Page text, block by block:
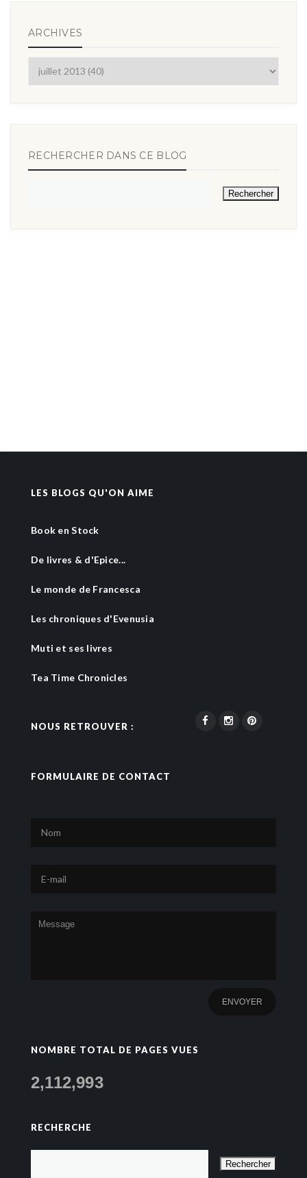
ARCHIVES
RECHERCHER DANS CE BLOG
LES BLOGS QU'ON AIME
Book en Stock
De livres & d'Epice...
Le monde de Francesca
Les chroniques d'Evenusia
Muti et ses livres
Tea Time Chronicles
NOUS RETROUVER :
FORMULAIRE DE CONTACT
NOMBRE TOTAL DE PAGES VUES
2,112,993
RECHERCHE